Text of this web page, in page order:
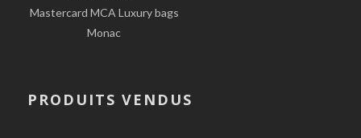
Mastercard MCA Luxury bags
Monac
PRODUITS VENDUS